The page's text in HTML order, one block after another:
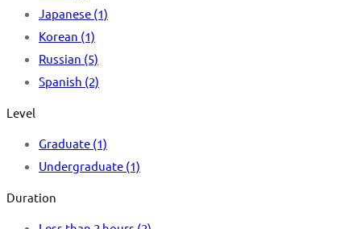
Japanese (1)
Korean (1)
Russian (5)
Spanish (2)
Level
Graduate (1)
Undergraduate (1)
Duration